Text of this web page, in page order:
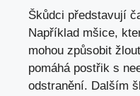
Škůdci představují
Například mšice,
mohou způsobit
pomáhá postřik s
odstranění. Dalším